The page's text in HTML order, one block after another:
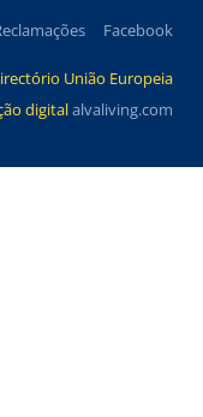
Facebook
União Europeia
digitalalvaliving.com